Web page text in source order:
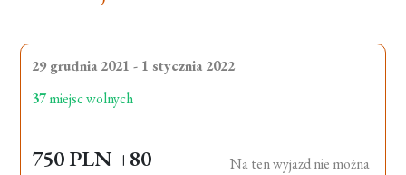
29 grudnia 2021 - 1 stycznia 2022
37miejsc wolnych
750 PLN +80
Na ten wyjazd nie można